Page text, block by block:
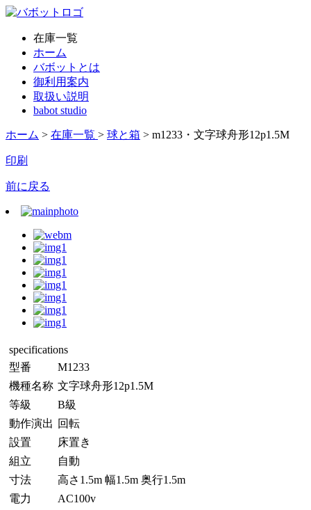
在庫一覧
ホーム
バボットとは
御利用案内
取扱い説明
babot studio
ホーム > 在庫一覧 > 球と箱 > m1233・文字球舟形12p1.5M
印刷
前に戻る
specifications
型番
M1233
機種名称 文字球舟形12p1.5M
等級
B級
動作演出 回転
設置
床置き
組立
自動
寸法
高さ1.5m 幅1.5m 奥行1.5m
電力
AC100v